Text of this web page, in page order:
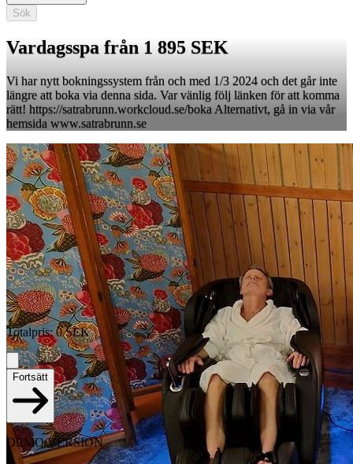
Sök
Vardagsspa från 1 895 SEK
Vi har nytt bokningssystem från och med 1/3 2024 och det går inte
längre att boka via denna sida. Var vänlig följ länken för att komma
rätt! https://satrabrunn.workcloud.se/boka Alternativt, gå in via vår
hemsida www.satrabrunn.se
Totalpris: 0 SEK
Fortsätt
DEMO VERSION